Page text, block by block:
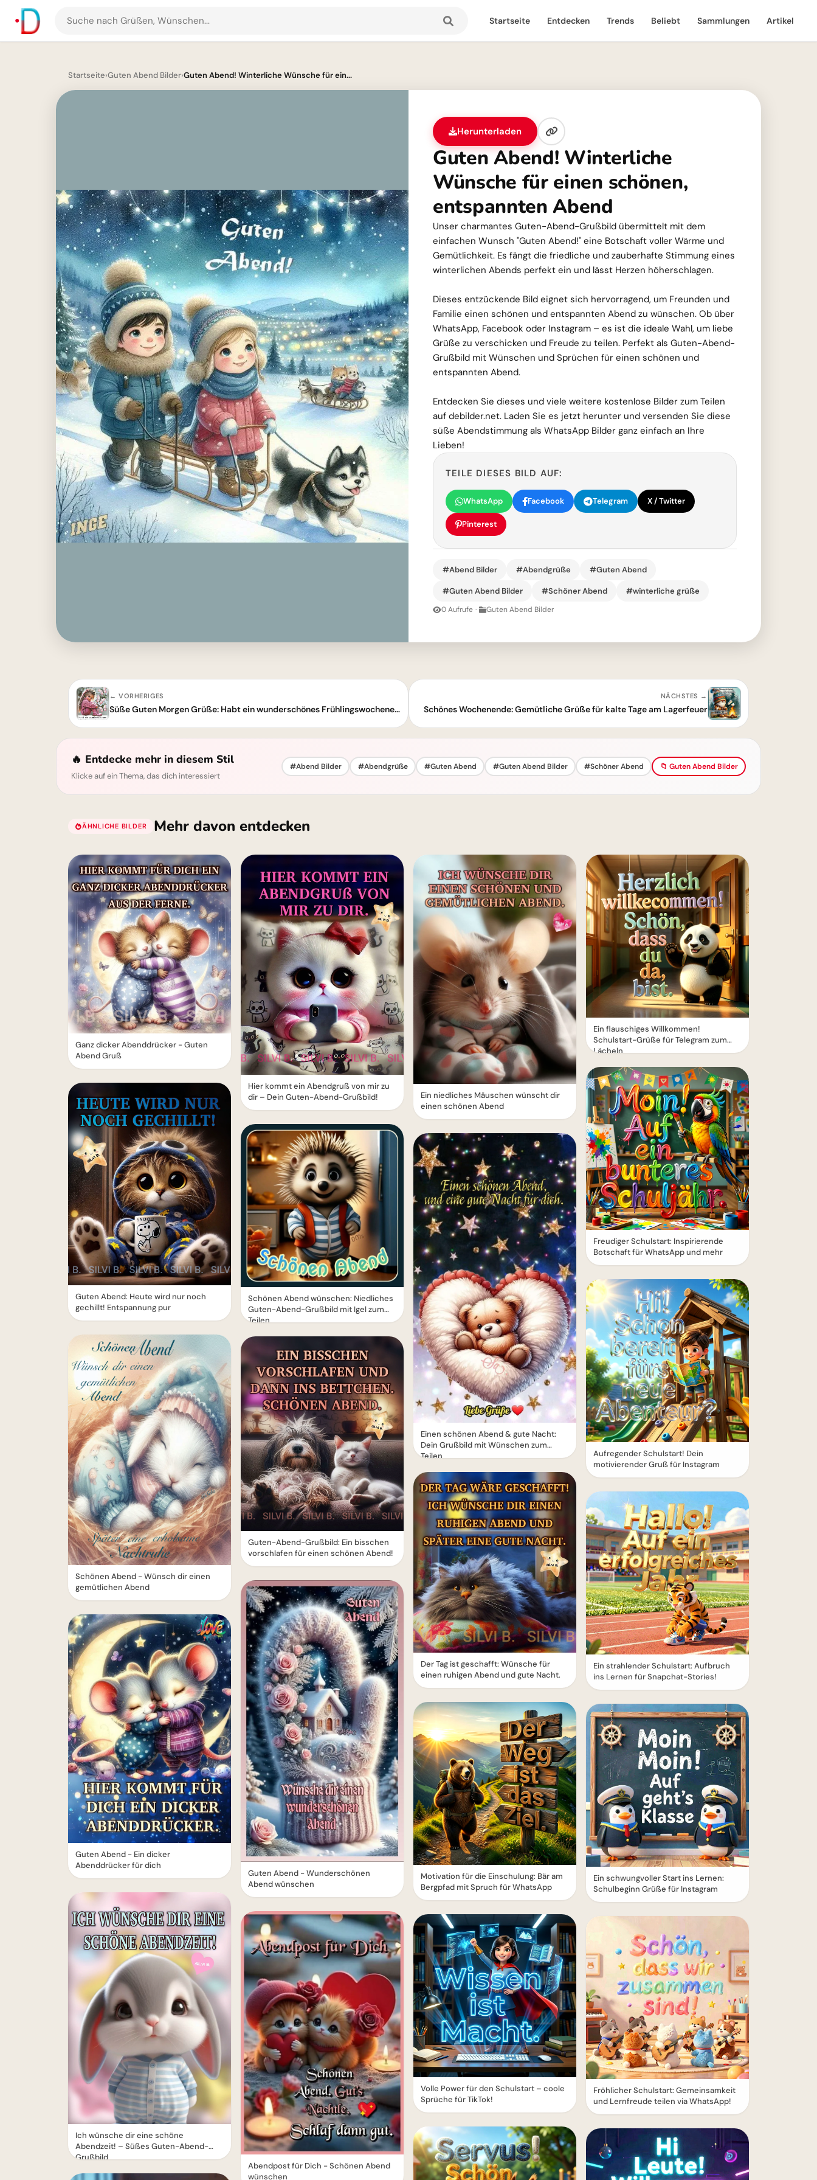
Suche
nach
und
Startseite Entdecken Trends Beliebt Sammlungen Artikel
Startseite›Guten Abend Bilder›Guten Abend! Winterliche Wünsche für ein...
Herunterladen
Guten Abend! Winterliche
Wünsche für einen schönen,
entspannten Abend
Unser charmantes Guten-Abend-Grußbild übermittelt mit dem
einfachen Wunsch "Guten Abend!" eine Botschaft voller Wärme und
Gemütlichkeit. Es fängt die friedliche und zauberhafte Stimmung eines
winterlichen Abends perfekt ein und lässt Herzen höherschlagen.
Dieses entzückende Bild eignet sich hervorragend, um Freunden und
Familie einen schönen und entspannten Abend zu wünschen. Ob über
WhatsApp, Facebook oder Instagram – es ist die ideale Wahl, um liebe
Grüße zu verschicken und Freude zu teilen. Perfekt als Guten-Abend-
Grußbild mit Wünschen und Sprüchen für einen schönen und
entspannten Abend.
Entdecken Sie dieses und viele weitere kostenlose Bilder zum Teilen
auf debilder.net. Laden Sie es jetzt herunter und versenden Sie diese
süße Abendstimmung als WhatsApp Bilder ganz einfach an Ihre
Lieben!
TEILE DIESES BILD AUF:
WhatsApp Facebook Telegram X / Twitter
Pinterest
#Abend Bilder #Abendgrüße #Guten Abend
#Guten Abend Bilder #Schöner Abend #winterliche grüße
0 Aufrufe · Guten Abend Bilder
← VORHERIGES
Süße Guten Morgen Grüße: Habt ein wunderschönes Frühlingswochenende
NÄCHSTES →
Schönes Wochenende: Gemütliche Grüße für kalte Tage am Lagerfeuer
🔥 Entdecke mehr in diesem Stil
Klicke auf ein Thema, das dich interessiert
#Abend Bilder #Abendgrüße #Guten Abend #Guten Abend Bilder #Schöner Abend 📁 Guten Abend Bilder
ÄHNLICHE BILDER Mehr davon entdecken
Ganz dicker Abenddrücker - Guten
Abend Gruß
Guten Abend: Heute wird nur noch
gechillt! Entspannung pur
Schönen Abend - Wünsch dir einen
gemütlichen Abend
Guten Abend - Ein dicker
Abenddrücker für dich
Ich wünsche dir eine schöne
Abendzeit! – Süßes Guten-Abend-
Grußbild
Hier kommt ein Abendgruß von mir zu
dir – Dein Guten-Abend-Grußbild!
Schönen Abend wünschen: Niedliches
Guten-Abend-Grußbild mit Igel zum
Teilen
Guten-Abend-Grußbild: Ein bisschen
vorschlafen für einen schönen Abend!
Guten Abend - Wunderschönen
Abend wünschen
Abendpost für Dich - Schönen Abend
wünschen
Ein niedliches Mäuschen wünscht dir
einen schönen Abend
Einen schönen Abend & gute Nacht:
Dein Grußbild mit Wünschen zum
Teilen
Der Tag ist geschafft: Wünsche für
einen ruhigen Abend und gute Nacht.
Motivation für die Einschulung: Bär am
Bergpfad mit Spruch für WhatsApp
Volle Power für den Schulstart – coole
Sprüche für TikTok!
Ein flauschiges Willkommen!
Schulstart-Grüße für Telegram zum
Lächeln
Freudiger Schulstart: Inspirierende
Botschaft für WhatsApp und mehr
Aufregender Schulstart! Dein
motivierender Gruß für Instagram
Ein strahlender Schulstart: Aufbruch
ins Lernen für Snapchat-Stories!
Ein schwungvoller Start ins Lernen:
Schulbeginn Grüße für Instagram
Fröhlicher Schulstart: Gemeinsamkeit
und Lernfreude teilen via WhatsApp!